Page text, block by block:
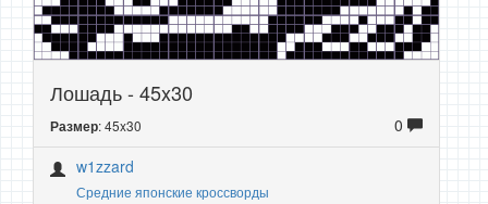
Лошадь - 45x30
Размер: 45x30
0
w1zzard
Средние японские кроссворды